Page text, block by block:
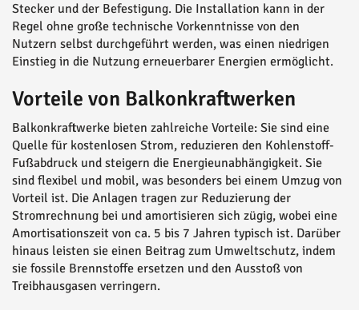
Stecker und der Befestigung. Die Installation kann in der
Regel ohne große technische Vorkenntnisse von den
Nutzern selbst durchgeführt werden, was einen niedrigen
Einstieg in die Nutzung erneuerbarer Energien ermöglicht.
Vorteile von Balkonkraftwerken
Balkonkraftwerke bieten zahlreiche Vorteile: Sie sind eine
Quelle für kostenlosen Strom, reduzieren den Kohlenstoff-
Fußabdruck und steigern die Energieunabhängigkeit. Sie
sind flexibel und mobil, was besonders bei einem Umzug von
Vorteil ist. Die Anlagen tragen zur Reduzierung der
Stromrechnung bei und amortisieren sich zügig, wobei eine
Amortisationszeit von ca. 5 bis 7 Jahren typisch ist. Darüber
hinaus leisten sie einen Beitrag zum Umweltschutz, indem
sie fossile Brennstoffe ersetzen und den Ausstoß von
Treibhausgasen verringern.